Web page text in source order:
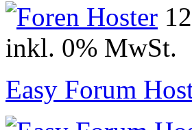
inkl. 0% MwSt.
Easy Forum